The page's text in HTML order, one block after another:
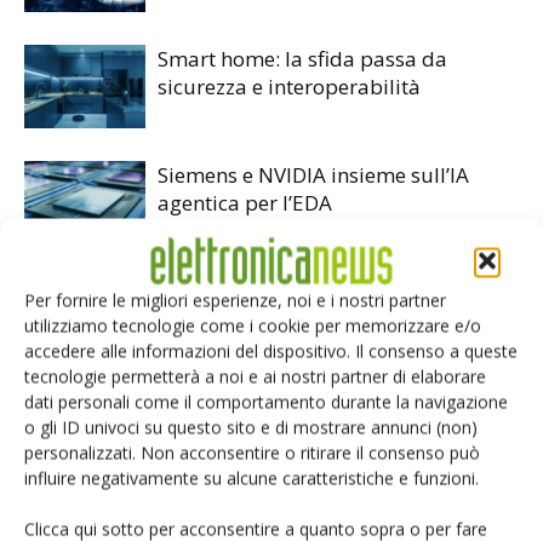
Per fornire le migliori esperienze, noi e i nostri partner
utilizziamo tecnologie come i cookie per memorizzare e/o
accedere alle informazioni del dispositivo. Il consenso a queste
tecnologie permetterà a noi e ai nostri partner di elaborare
dati personali come il comportamento durante la navigazione
o gli ID univoci su questo sito e di mostrare annunci (non)
personalizzati. Non acconsentire o ritirare il consenso può
influire negativamente su alcune caratteristiche e funzioni.
Clicca qui sotto per acconsentire a quanto sopra o per fare
Smart home: la sfida passa da
sicurezza e interoperabilità
Siemens e NVIDIA insieme sull’IA
agentica per l’EDA
LASCIA UN COMMENTO